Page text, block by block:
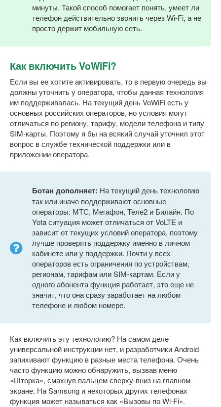
минуты. Такой способ помогает понять, умеет ли
телефон действительно звонить через Wi-Fi, а не
просто держит мобильную сеть.
Как включить VoWiFi?
Если вы ее хотите активировать, то в первую очередь вы
должны уточнить у оператора, чтобы данная технология
им поддерживалась. На текущий день VoWiFi есть у
основных российских операторов, но условия могут
отличаться по региону, тарифу, модели телефона и типу
SIM-карты. Поэтому я бы на всякий случай уточнил этот
вопрос в службе технической поддержки или в
приложении оператора.
Ботан дополняет: На текущий день технологию
так или иначе поддерживают основные
операторы: МТС, Мегафон, Теле2 и Билайн. По
Yota ситуация может отличаться от VoLTE и
зависит от текущих условий оператора, поэтому
лучше проверять поддержку именно в личном
кабинете или у поддержки. Почти у всех
операторов есть ограничения по устройствам,
регионам, тарифам или SIM-картам. Если у
одного абонента функция работает, это еще не
значит, что она сразу заработает на любом
телефоне и любом номере.
Как включить эту технологию? На самом деле
универсальной инструкции нет, и разработчики Android
запихивают функцию в разные места телефона. Очень
часто функцию можно обнаружить, вызвав меню
«Шторка», смахнув пальцем сверху-вниз на главном
экране. На Samsung и некоторых других телефонах
функция может называться как «Вызовы по Wi-Fi».